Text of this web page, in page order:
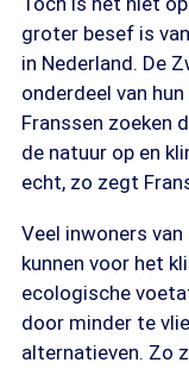
groter besef is
in Nederland. De
onderdeel van
Franssen zoeken
de natuur op en
echt, zo zegt
Veel inwoners
kunnen voor het
ecologische
door minder te
alternatieven. Zo